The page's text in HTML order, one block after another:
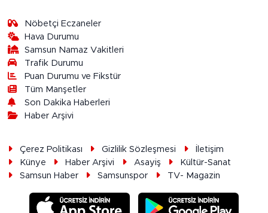
Nöbetçi Eczaneler
Hava Durumu
Samsun Namaz Vakitleri
Trafik Durumu
Puan Durumu ve Fikstür
Tüm Manşetler
Son Dakika Haberleri
Haber Arşivi
Çerez Politikası Gizlilik Sözleşmesi
İletişim
Künye
Haber Arşivi Asayiş
Kültür-Sanat
Samsun Haber
Samsunspor TV- Magazin